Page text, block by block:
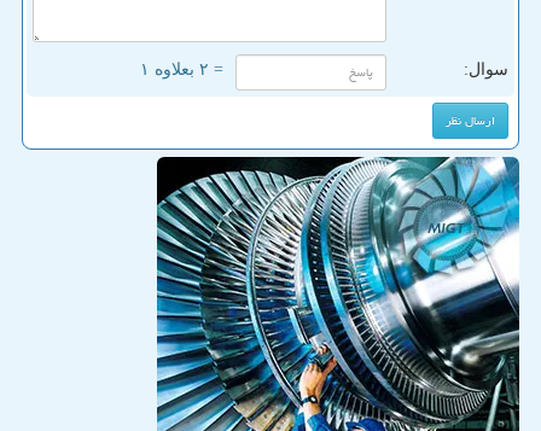
سوال: = ۲ بعلاوه ۱